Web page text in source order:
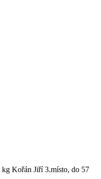
kg Kořán Jiří 3.místo, do 57